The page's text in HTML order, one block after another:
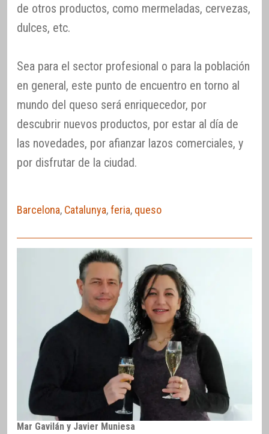
de otros productos, como mermeladas, cervezas,
dulces, etc.
Sea para el sector profesional o para la población
en general, este punto de encuentro en torno al
mundo del queso será enriquecedor, por
descubrir nuevos productos, por estar al día de
las novedades, por afianzar lazos comerciales, y
por disfrutar de la ciudad.
Barcelona, Catalunya,feria, queso
Mar Gavilán y Javier Muniesa